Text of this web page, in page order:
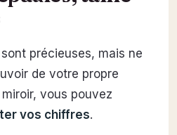
précieuses, mais ne
de votre propre
vous pouvez
vos chiffres.